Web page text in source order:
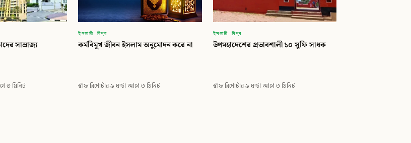
সাম্রাজ্য
·৩ মিনিট
ইসলামী বিশ্ব
কর্মবিমুখ জীবন ইসলাম অনুমোদন করে না
স্টাফ রিপোর্টার·৯ ঘণ্টা আগে·৩ মিনিট
ইসলামী বিশ্ব
উপমহাদেশের প্রভাবশালী ১০ সুফি সাধক
স্টাফ রিপোর্টার·৯ ঘণ্টা আগে·৩ মিনিট